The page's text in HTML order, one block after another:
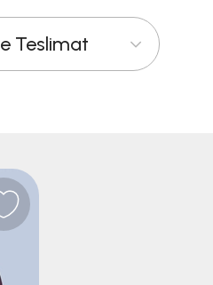
Teslimat